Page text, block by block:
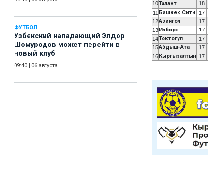
ФУТБОЛ
Узбекский нападающий Элдор
Шомуродов может перейти в
новый клуб
09:40 06 августа
10Талант 18
11 Бишкек Сити 17
12Азиягол 17
13 Илбирс 17
14Токтогул 17
15Абдыш-Ата 17
16 Кыргызалтын 17